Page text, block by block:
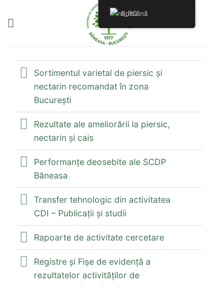
content
Sortimentul varietal de piersic şi
nectarin recomandat în zona
Bucureşti
Rezultate ale ameliorării la piersic,
nectarin şi cais
Performanţe deosebite ale SCDP
Băneasa
Transfer tehnologic din activitatea
CDI – Publicații și studii
Rapoarte de activitate cercetare
Registre și Fișe de evidență a
rezultatelor activităţilor de
Română